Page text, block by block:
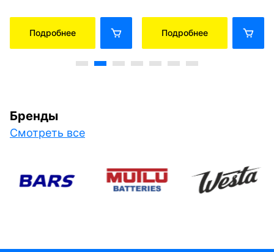
Подробнее Подробнее
Бренды
Смотреть все